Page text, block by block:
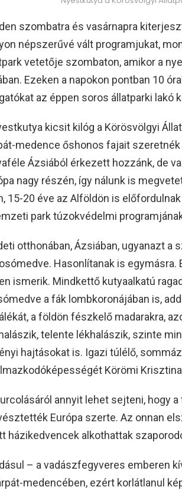
szombatra és vasárnapra
népszerűvé vált programjukat,
vetetője szombaton, amikor a
Ezeken a napokon pontban 10
az éppen soros állatparki lakó
kicsit kilóg a Körösvölgyi
medence őshonos fajait
Ázsiából érkezett hozzánk, de
nagy részén, így nálunk is
15-20 éve az Alföldön is
park túzokvédelmi
otthonában, Ázsiában, ugyanazt a
Hasonlítanak is
ismerik. Mindkettő kutyaalkatú
a fák lombkoronájában is,
a földön fészkelő madarakra,
telente lékhalászik, szinte
hajtásokat is. Igazi túlélő,
Körömi
annyit lehet sejteni, hogy
Európa szerte. Az onnan
házikedvencek alkothattak
– a vadászfegyveres emberen
medencében, ezért korlátlanul